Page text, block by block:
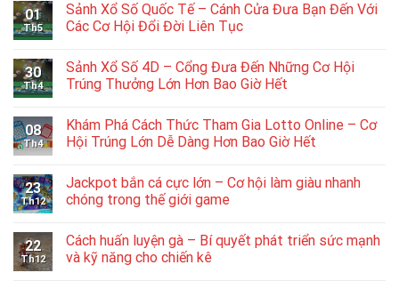
01
Th5
Sảnh Xổ Số Quốc Tế – Cánh Cửa Đưa Bạn Đến Với
Các Cơ Hội Đổi Đời Liên Tục
30
Th4
Sảnh Xổ Số 4D – Cổng Đưa Đến Những Cơ Hội
Trúng Thưởng Lớn Hơn Bao Giờ Hết
08
Th4
Khám Phá Cách Thức Tham Gia Lotto Online – Cơ
Hội Trúng Lớn Dễ Dàng Hơn Bao Giờ Hết
23
Th12
Jackpot bắn cá cực lớn – Cơ hội làm giàu nhanh
chóng trong thế giới game
22
Th12
Cách huấn luyện gà – Bí quyết phát triển sức mạnh
và kỹ năng cho chiến kê